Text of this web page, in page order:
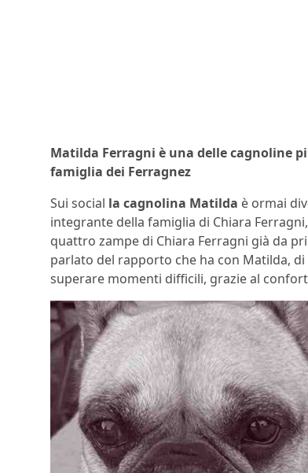
Matilda Ferragni è una delle cagnoline
famiglia dei Ferragnez
Sui social la cagnolina Matilda è ormai
integrante della famiglia di Chiara
quattro zampe di Chiara Ferragni già da
parlato del rapporto che ha con Matilda,
superare momenti difficili, grazie al